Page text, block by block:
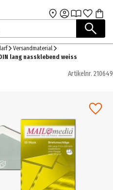
Zum Hauptinhalt
Versandmaterial
lang nassklebend weiss
Artikelnr. 210649